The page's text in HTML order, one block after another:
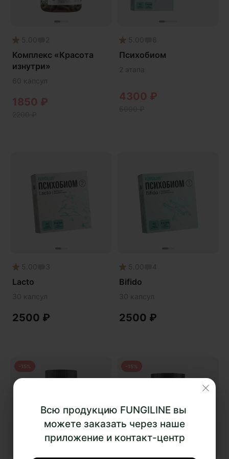
Всю продукцию FUNGILINE вы
можете заказать через наше
приложение и контакт-центр
Здоровье почек
Каштан конский
Китайский кордицепс
Кордицепс
Майтаке
Мужское здоровье
Поддержка иммунитета
Пробиотики Психобиом
Противовирусное
Противовоспалительное
Расторопша
СДВГ
5.00 2
Комплекс «Красота
изнутри»
60 капсул
1850 ₽
5.00 6
Психобиом
2 этапа
4300 ₽
5.00 3
Lacto
30 капсул
2500 ₽
5.00 4
Bifido
30 капсул
2500 ₽
-15% -15%